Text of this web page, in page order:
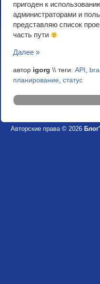
пригоден к
администраторами и
представляю список
часть пути
Далее »
автор igorg \\ теги: API ,
планирование, статус
Авторские права © 2026